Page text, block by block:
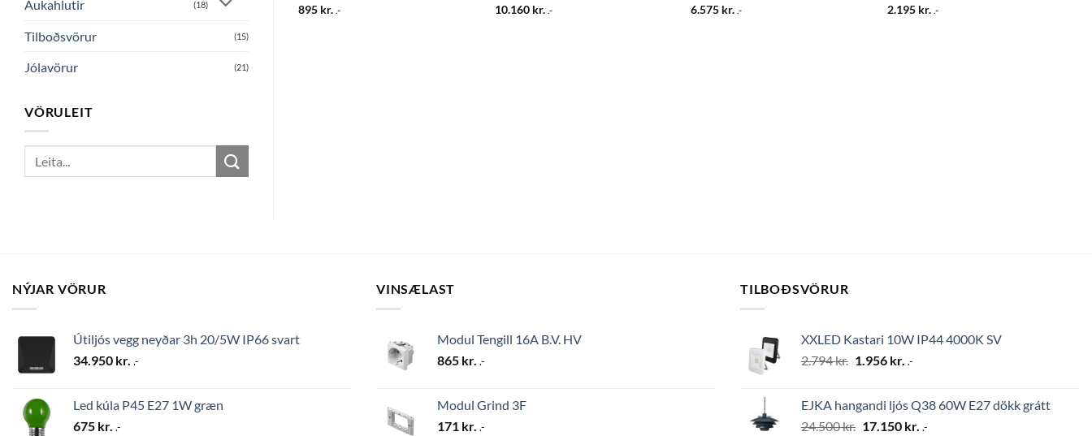
Aukahlutir (18)
Tilboðsvörur (15)
Jólavörur (21)
VÖRULEIT
895 kr. .-
10.160 kr. .-
6.575 kr. .-
2.195 kr. .-
NÝJAR VÖRUR
Útiljós vegg neyðar 3h 20/5W IP66 svart
34.950 kr. .-
Led kúla P45 E27 1W græn
675 kr. .-
VINSÆLAST
Modul Tengill 16A B.V. HV
865 kr. .-
Modul Grind 3F
171 kr. .-
TILBOÐSVÖRUR
XXLED Kastari 10W IP44 4000K SV
2.794kr. Original
2.794 kr..
1.956 kr. Current
1.956 kr..
.-
EJKA hangandi ljós Q38 60W E27 dökk grátt
24.500kr. Original
17.150 kr. Current
.-